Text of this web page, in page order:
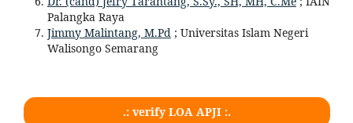
Palangka Raya
Jimmy Malintang, M.Pd; Universitas Islam Negeri
Walisongo Semarang
.: verify LOA APJI :.